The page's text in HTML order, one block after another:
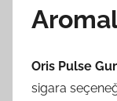
Oris Pulse
sigara